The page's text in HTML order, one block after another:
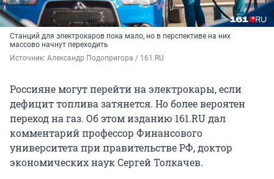
Станций для электрокаров пока мало, но в перспективе на них
массово начнут переходить
Источник: Александр Подопригора / 161.RU
Россияне могут перейти на электрокары, если
дефицит топлива затянется. Но более вероятен
переход на газ. Об этом изданию 161.RU дал
комментарий профессор Финансового
университета при правительстве РФ, доктор
экономических наук Сергей Толкачев.